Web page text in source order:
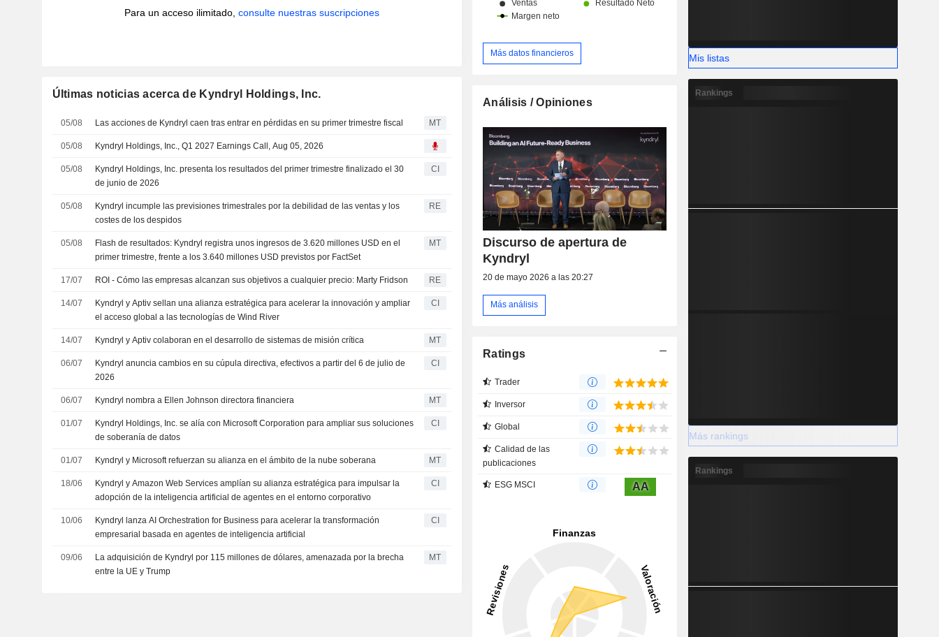
Para un acceso ilimitado, consulte nuestras suscripciones
Últimas noticias acerca de Kyndryl Holdings, Inc.
05/08 Las acciones de Kyndryl caen tras entrar en pérdidas en su primer trimestre fiscal MT
05/08 Kyndryl Holdings, Inc., Q1 2027 Earnings Call, Aug 05, 2026
05/08
Kyndryl Holdings, Inc. presenta los resultados del primer trimestre finalizado el 30
de junio de 2026
CI
05/08
Kyndryl incumple las previsiones trimestrales por la debilidad de las ventas y los
costes de los despidos
RE
05/08
Flash de resultados: Kyndryl registra unos ingresos de 3.620 millones USD en el
primer trimestre, frente a los 3.640 millones USD previstos por FactSet
MT
17/07 ROI - Cómo las empresas alcanzan sus objetivos a cualquier precio: Marty Fridson RE
14/07
Kyndryl y Aptiv sellan una alianza estratégica para acelerar la innovación y ampliar
el acceso global a las tecnologías de Wind River
CI
14/07 Kyndryl y Aptiv colaboran en el desarrollo de sistemas de misión crítica MT
06/07
Kyndryl anuncia cambios en su cúpula directiva, efectivos a partir del 6 de julio de
2026
CI
06/07 Kyndryl nombra a Ellen Johnson directora financiera MT
01/07
Kyndryl Holdings, Inc. se alía con Microsoft Corporation para ampliar sus soluciones
de soberanía de datos
CI
01/07 Kyndryl y Microsoft refuerzan su alianza en el ámbito de la nube soberana MT
18/06
Kyndryl y Amazon Web Services amplían su alianza estratégica para impulsar la
adopción de la inteligencia artificial de agentes en el entorno corporativo
CI
10/06
Kyndryl lanza AI Orchestration for Business para acelerar la transformación
empresarial basada en agentes de inteligencia artificial
CI
09/06
La adquisición de Kyndryl por 115 millones de dólares, amenazada por la brecha
entre la UE y Trump
MT
Más datos financieros
Análisis / Opiniones
Discurso de apertura de
Kyndryl
20 de mayo 2026 a las 20:27
Más análisis
Ratings
Trader
Inversor
Global
Calidad de las
publicaciones
ESG MSCI AA
Mis listas
Rankings
Más rankings
Rankings